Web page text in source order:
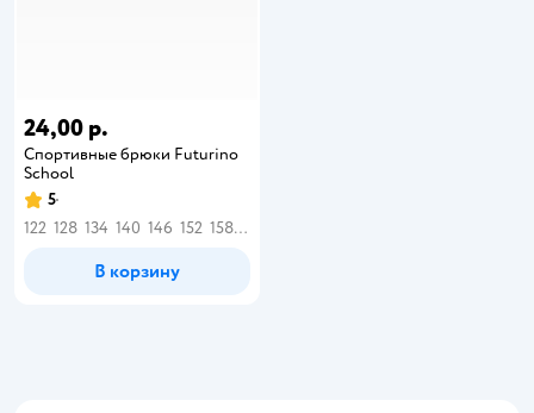
24,00 р.
Спортивные брюки Futurino
School
5
122 128 134 140 146 152 158 164
В корзину